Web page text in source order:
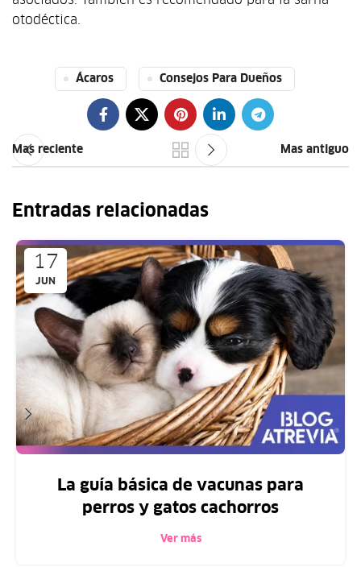
otodéctica.
Ácaros Consejos Para Dueños
Mas reciente Mas antiguo
Entradas relacionadas
17
JUN
La guía básica de vacunas para
perros y gatos cachorros
Ver más